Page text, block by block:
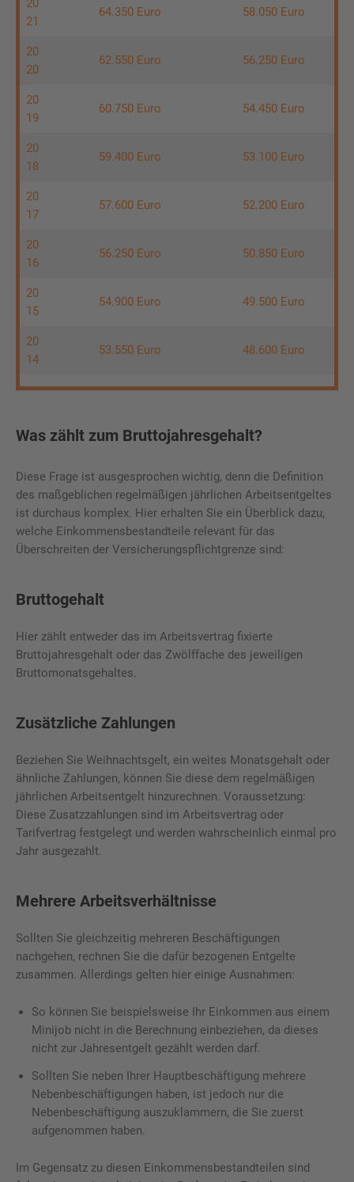
20
21
64.350 Euro 58.050 Euro
20
20
62.550 Euro 56.250 Euro
20
19
60.750 Euro 54.450 Euro
20
18
59.400 Euro 53.100 Euro
20
17
57.600 Euro 52.200 Euro
20
16
56.250 Euro 50.850 Euro
20
15
54.900 Euro 49.500 Euro
20
14
53.550 Euro 48.600 Euro
Was zählt zum Bruttojahresgehalt?
Diese Frage ist ausgesprochen wichtig, denn die Definition
des maßgeblichen regelmäßigen jährlichen Arbeitsentgeltes
ist durchaus komplex. Hier erhalten Sie ein Überblick dazu,
welche Einkommensbestandteile relevant für das
Überschreiten der Versicherungspflichtgrenze sind:
Bruttogehalt
Hier zählt entweder das im Arbeitsvertrag fixierte
Bruttojahresgehalt oder das Zwölffache des jeweiligen
Bruttomonatsgehaltes.
Zusätzliche Zahlungen
Beziehen Sie Weihnachtsgelt, ein weites Monatsgehalt oder
ähnliche Zahlungen, können Sie diese dem regelmäßigen
jährlichen Arbeitsentgelt hinzurechnen. Voraussetzung:
Diese Zusatzzahlungen sind im Arbeitsvertrag oder
Tarifvertrag festgelegt und werden wahrscheinlich einmal pro
Jahr ausgezahlt.
Mehrere Arbeitsverhältnisse
Sollten Sie gleichzeitig mehreren Beschäftigungen
nachgehen, rechnen Sie die dafür bezogenen Entgelte
zusammen. Allerdings gelten hier einige Ausnahmen:
So können Sie beispielsweise Ihr Einkommen aus einem
Minijob nicht in die Berechnung einbeziehen, da dieses
nicht zur Jahresentgelt gezählt werden darf.
Sollten Sie neben Ihrer Hauptbeschäftigung mehrere
Nebenbeschäftigungen haben, ist jedoch nur die
Nebenbeschäftigung auszuklammern, die Sie zuerst
aufgenommen haben.
Im Gegensatz zu diesen Einkommensbestandteilen sind